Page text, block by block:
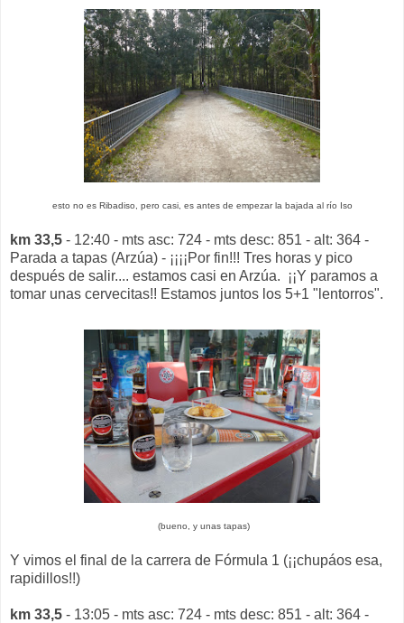
esto no es Ribadiso, pero casi, es antes de empezar la bajada al río Iso
km 33,5 - 12:40 - mts asc: 724 - mts desc: 851 - alt: 364 -
Parada a tapas (Arzúa) - ¡¡¡¡Por fin!!! Tres horas y pico
después de salir.... estamos casi en Arzúa. ¡¡Y paramos a
tomar unas cervecitas!! Estamos juntos los 5+1 "lentorros".
(bueno, y unas tapas)
Y vimos el final de la carrera de Fórmula 1 (¡¡chupáos esa,
rapidillos!!)
km 33,5 - 13:05 - mts asc: 724 - mts desc: 851 - alt: 364 -